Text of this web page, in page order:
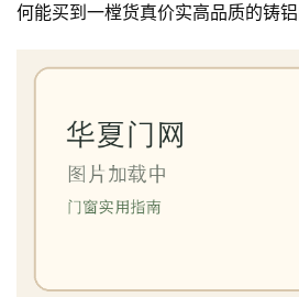
何能买到一樘货真价实高品质的铸铝